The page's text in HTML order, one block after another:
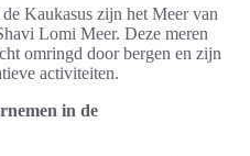
Kaukasus zijn het Meer van
Lomi Meer. Deze meren
omringd door bergen en zijn
activiteiten.
in de